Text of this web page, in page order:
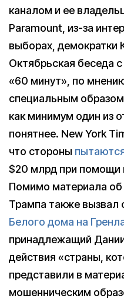
каналом и ее
Paramount, из-за
выборах, демократки
Октябрьская беседа
«60 минут», по
специальным
как минимум один из
понятнее. New York
что стороны
$20 млрд при помощи
Помимо материала об
Трампа также вызвал
Белого дома на
принадлежащий
действия «страны,
представили в
мошенническим